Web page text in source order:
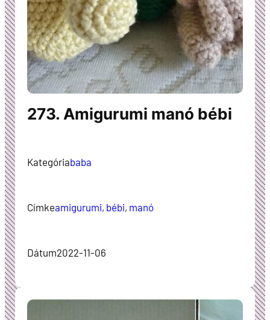
273. Amigurumi manó bébi
Kategóriababa
Címkeamigurumi, bébi, manó
Dátum2022-11-06